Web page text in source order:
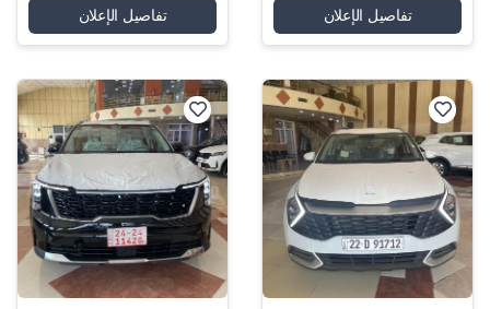
تفاصيل الإعلان تفاصيل الإعلان